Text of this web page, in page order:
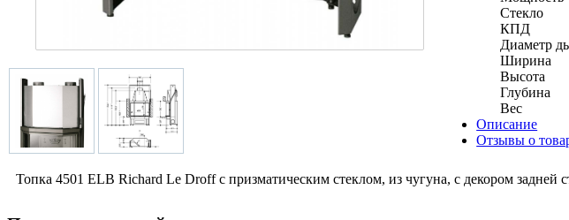
Стекло
КПД
Диаметр
Ширина
Высота
Глубина
Вес
Описание
Отзывы о
Топка 4501 ELB Richard Le Droff с призматическим стеклом, из чугуна, с декором